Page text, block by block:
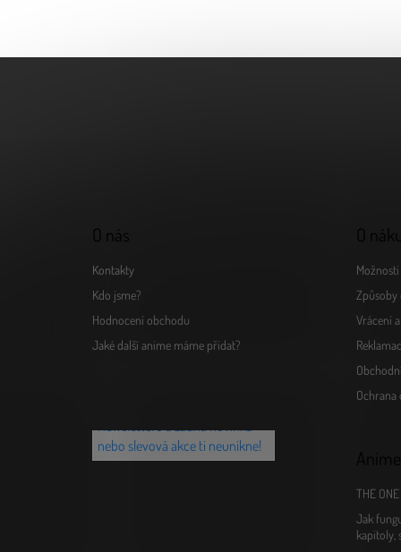
O nás
Kontakty
Kdo jsme?
Hodnocení obchodu
Jaké další anime máme přidat?
O
Vrácení
Ochrana
Newsletteru a žádná novinka
nebo slevová akce ti neunikne!
THE
Jak
kapitoly,